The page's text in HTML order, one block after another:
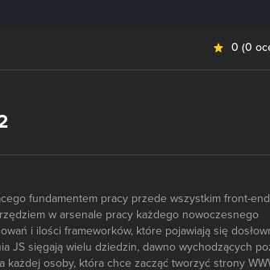
0 (0
fundamentem pracy przede wszystkim front-end
w arsenale pracy każdego nowoczesnego
i ilości frameworków, które pojawiają się
JS sięgają wielu dziedzin, dawno wychodzących
osoby, która chce zacząć tworzyć strony